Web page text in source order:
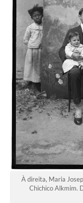
À direita, Maria
Chichico Alkmim.